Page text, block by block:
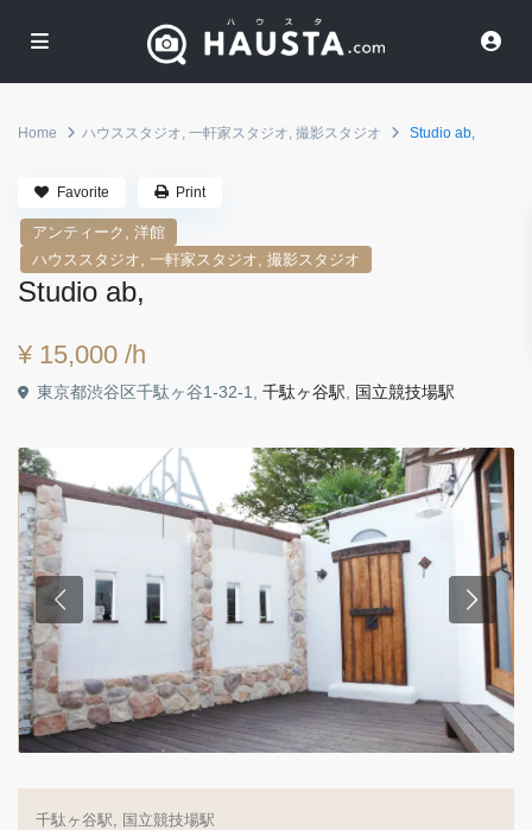
Home ハウススタジオ,一軒家スタジオ,撮影スタジオ Studio ab,
アンティーク ,洋館
ハウススタジオ ,一軒家スタジオ ,撮影スタジオ
Studio ab,
¥ 15,000/h
東京都渋谷区千駄ヶ谷1-32-1,千駄ヶ谷駅 国立競技場駅
Favorite Print
千駄ヶ谷駅 国立競技場駅